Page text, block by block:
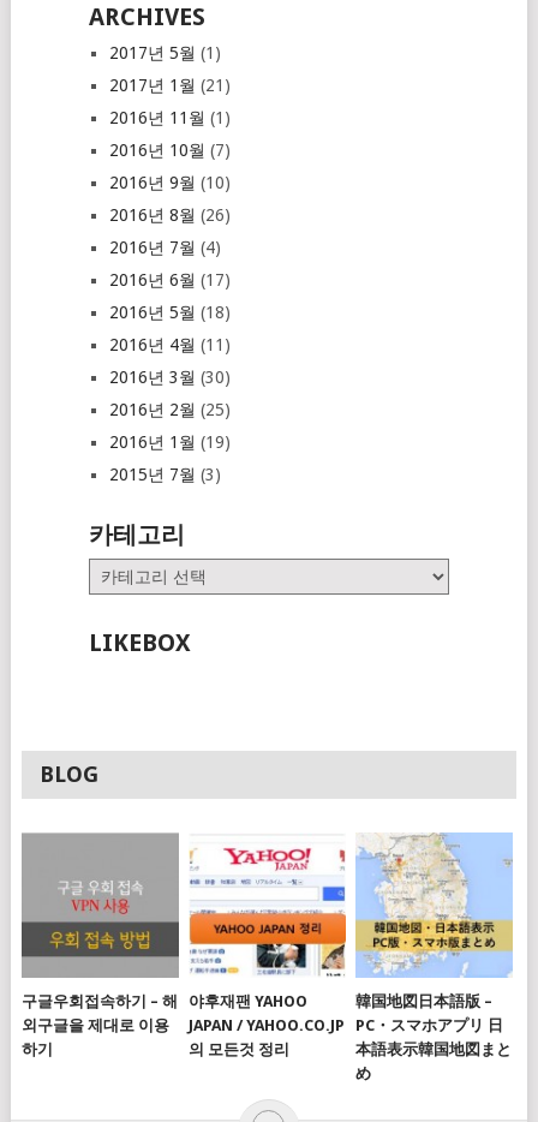
ARCHIVES
2017년 5월 (1)
2017년 1월 (21)
2016년 11월 (1)
2016년 10월 (7)
2016년 9월 (10)
2016년 8월 (26)
2016년 7월 (4)
2016년 6월 (17)
2016년 5월 (18)
2016년 4월 (11)
2016년 3월 (30)
2016년 2월 (25)
2016년 1월 (19)
2015년 7월 (3)
카테고리
카
테
리
LIKEBOX
BLOG
구글우회접속하기 – 해
외구글을 제대로 이용
하기
야후재팬 YAHOO
JAPAN / YAHOO.CO.JP
의 모든것 정리
韓国地図日本語版 –
PC・スマホアプリ 日
本語表示韓国地図まと
め